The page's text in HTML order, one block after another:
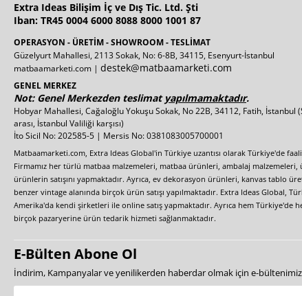
Extra Ideas Bilişim İç ve Dış Tic. Ltd. Şti
Iban: TR45 0004 6000 8088 8000 1001 87
OPERASYON - ÜRETİM - SHOWROOM - TESLİMAT
Güzelyurt Mahallesi, 2113 Sokak, No: 6-8B, 34115, Esenyurt-İstanbul
matbaamarketi.com | destek@matbaamarketi.com
GENEL MERKEZ
Not: Genel Merkezden teslimat yapılmamaktadır.
Hobyar Mahallesi, Cağaloğlu Yokuşu Sokak, No 22B, 34112, Fatih, İstanbul
arası, İstanbul Valiliği karşısı)
İto Sicil No: 202585-5 | Mersis No: 0381083005700001
Matbaamarketi.com, Extra Ideas Global'in Türkiye uzantısı olarak Türkiye'de
Firmamız her türlü matbaa malzemeleri, matbaa ürünleri, ambalaj malzemeleri,
ürünlerin satışını yapmaktadır. Ayrıca, ev dekorasyon ürünleri, kanvas tablo
benzer vintage alanında birçok ürün satışı yapılmaktadır. Extra Ideas Global,
Amerika'da kendi şirketleri ile online satış yapmaktadır. Ayrıca hem Türkiye'de
birçok pazaryerine ürün tedarik hizmeti sağlanmaktadır.
E-Bülten Abone Ol
İndirim, Kampanyalar ve yenilikerden haberdar olmak için e-